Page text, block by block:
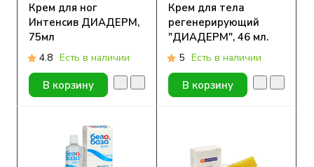
Крем для ног
Интенсив ДИАДЕРМ,
75мл
4.8 Есть в наличии
В корзину
Крем для тела
регенерирующий
"ДИАДЕРМ", 46 мл.
5 Есть в наличии
В корзину